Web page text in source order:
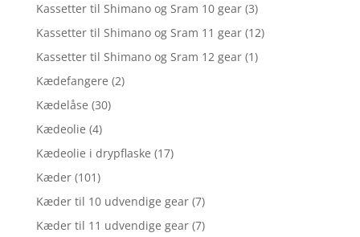
Kassetter til Shimano og Sram 10 gear (3)
Kassetter til Shimano og Sram 11 gear (12)
Kassetter til Shimano og Sram 12 gear (1)
Kædefangere (2)
Kædelåse (30)
Kædeolie (4)
Kædeolie i drypflaske (17)
Kæder (101)
Kæder til 10 udvendige gear (7)
Kæder til 11 udvendige gear (7)